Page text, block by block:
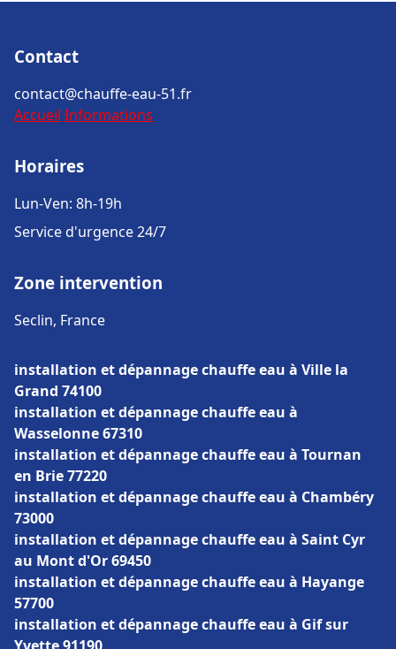
Contact
contact@chauffe-eau-51.fr
Accueil Informations
Horaires
Lun-Ven: 8h-19h
Service d'urgence 24/7
Zone intervention
Seclin, France
installation et dépannage chauffe eau à Ville la
Grand 74100
installation et dépannage chauffe eau à
Wasselonne 67310
installation et dépannage chauffe eau à Tournan
en Brie 77220
installation et dépannage chauffe eau à Chambéry
73000
installation et dépannage chauffe eau à Saint Cyr
au Mont d'Or 69450
installation et dépannage chauffe eau à Hayange
57700
installation et dépannage chauffe eau à Gif sur